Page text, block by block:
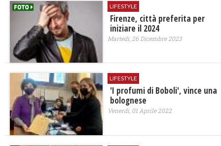
LIFESTYLE
Firenze, città preferita per
iniziare il 2024
Martedì, 26 Dicembre 2023
LIFESTYLE
'I profumi di Boboli', vince una
bolognese
Venerdì, 01 Aprile 2022